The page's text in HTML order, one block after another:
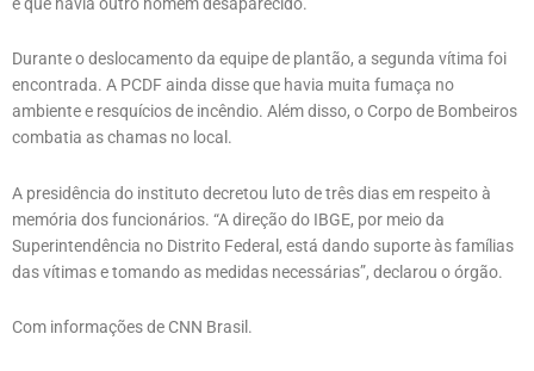
Durante o deslocamento da equipe de plantão, a segunda vítima foi
encontrada. A PCDF ainda disse que havia muita fumaça no
ambiente e resquícios de incêndio. Além disso, o Corpo de Bombeiros
combatia as chamas no local.
A presidência do instituto decretou luto de três dias em respeito à
memória dos funcionários. “A direção do IBGE, por meio da
Superintendência no Distrito Federal, está dando suporte às famílias
das vítimas e tomando as medidas necessárias”, declarou o órgão.
Com informações de CNN Brasil.